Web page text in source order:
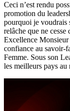
Ceci n’est rendu
promotion du
pourquoi je voudrais
relâche que ne
Excellence
confiance au savoir-
Femme. Sous son
les meilleurs pays